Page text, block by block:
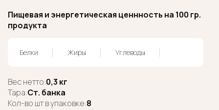
Пищевая и энергетическая ценнность на 100 гр.
продукта
Белки Жиры Углеводы
Вес нетто:0,3 кг
Тара:Ст. банка
Кол-во шт в упаковке:8